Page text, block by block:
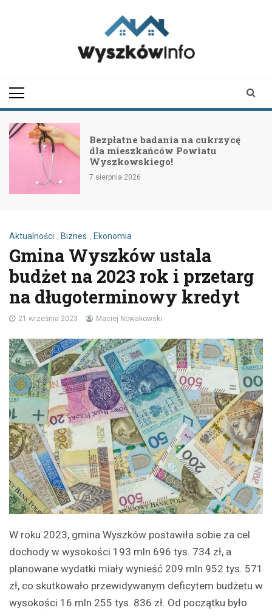
Bezpłatne badania na cukrzycę
dla mieszkańców Powiatu
Wyszkowskiego!
7 sierpnia 2026
Aktualności , Biznes , Ekonomia
Gmina Wyszków ustala
budżet na 2023 rok i przetarg
na długoterminowy kredyt
21 września 2023 Maciej Nowakowski
W roku 2023, gmina Wyszków postawiła sobie za cel
dochody w wysokości 193 mln 696 tys. 734 zł, a
planowane wydatki miały wynieść 209 mln 952 tys. 571
zł, co skutkowało przewidywanym deficytem budżetu w
wysokości 16 mln 255 tys. 836 zł. Od początku było